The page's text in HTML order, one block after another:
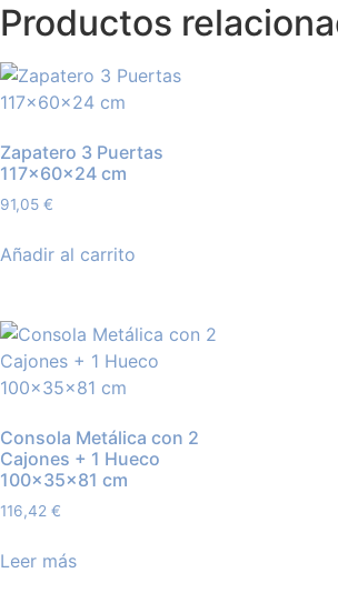
Productos
Zapatero 3 Puertas
117×60×24 cm
91,05 €
Añadir al carrito
Consola Metálica con 2
Cajones + 1 Hueco
100x35x81 cm
116,42 €
Leer más